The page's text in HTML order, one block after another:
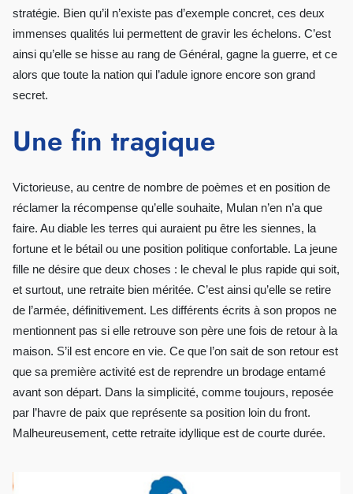
stratégie. Bien qu’il n’existe pas d’exemple concret, ces deux
immenses qualités lui permettent de gravir les échelons. C’est
ainsi qu’elle se hisse au rang de Général, gagne la guerre, et ce
alors que toute la nation qui l’adule ignore encore son grand
secret.
Une fin tragique
Victorieuse, au centre de nombre de poèmes et en position de
réclamer la récompense qu’elle souhaite, Mulan n’en n’a que
faire. Au diable les terres qui auraient pu être les siennes, la
fortune et le bétail ou une position politique confortable. La jeune
fille ne désire que deux choses : le cheval le plus rapide qui soit,
et surtout, une retraite bien méritée. C’est ainsi qu’elle se retire
de l’armée, définitivement. Les différents écrits à son propos ne
mentionnent pas si elle retrouve son père une fois de retour à la
maison. S’il est encore en vie. Ce que l’on sait de son retour est
que sa première activité est de reprendre un brodage entamé
avant son départ. Dans la simplicité, comme toujours, reposée
par l’havre de paix que représente sa position loin du front.
Malheureusement, cette retraite idyllique est de courte durée.